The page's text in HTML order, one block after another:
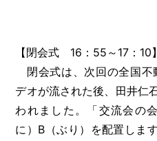
【閉会式 16：55～17：10】
閉会式は、次回の全国不
デオが流された後、田井仁
われました。「交流会の
に）B（ぶり）を配置しま